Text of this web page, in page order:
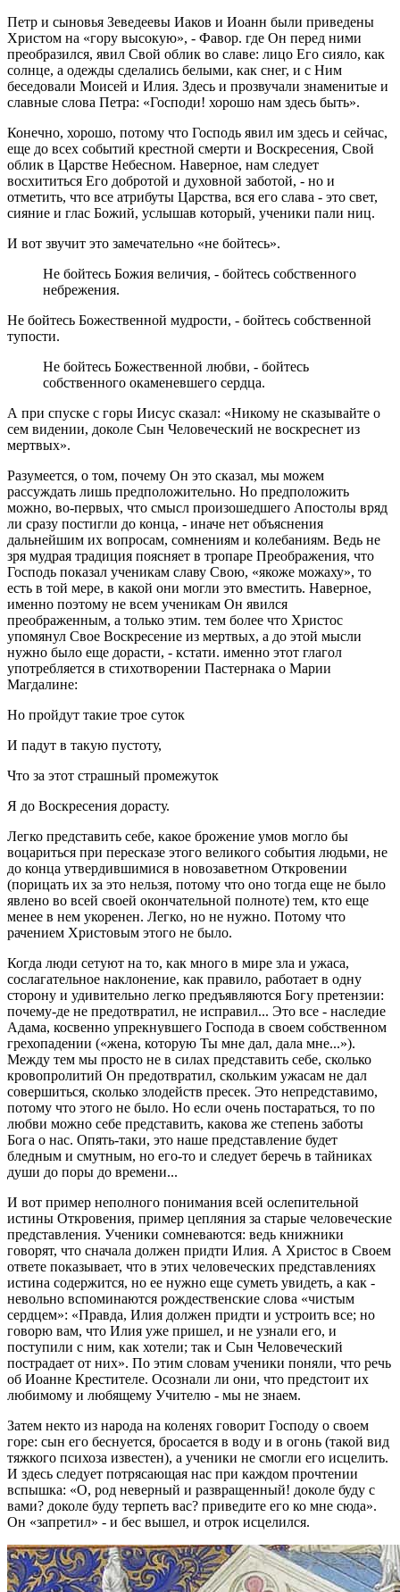
Петр и сыновья Зеведеевы Иаков и Иоанн были приведены
Христом на «гору высокую», - Фавор. где Он перед ними
преобразился, явил Свой облик во славе: лицо Его сияло, как
солнце, а одежды сделались белыми, как снег, и с Ним
беседовали Моисей и Илия. Здесь и прозвучали знаменитые и
славные слова Петра: «Господи! хорошо нам здесь быть».
Конечно, хорошо, потому что Господь явил им здесь и сейчас,
еще до всех событий крестной смерти и Воскресения, Свой
облик в Царстве Небесном. Наверное, нам следует
восхититься Его добротой и духовной заботой, - но и
отметить, что все атрибуты Царства, вся его слава - это свет,
сияние и глас Божий, услышав который, ученики пали ниц.
И вот звучит это замечательно «не бойтесь».
Не бойтесь Божия величия, - бойтесь собственного
небрежения.
Не бойтесь Божественной мудрости, - бойтесь собственной
тупости.
Не бойтесь Божественной любви, - бойтесь
собственного окаменевшего сердца.
А при спуске с горы Иисус сказал: «Никому не сказывайте о
сем видении, доколе Сын Человеческий не воскреснет из
мертвых».
Разумеется, о том, почему Он это сказал, мы можем
рассуждать лишь предположительно. Но предположить
можно, во-первых, что смысл произошедшего Апостолы вряд
ли сразу постигли до конца, - иначе нет объяснения
дальнейшим их вопросам, сомнениям и колебаниям. Ведь не
зря мудрая традиция поясняет в тропаре Преображения, что
Господь показал ученикам славу Свою, «якоже можаху», то
есть в той мере, в какой они могли это вместить. Наверное,
именно поэтому не всем ученикам Он явился
преображенным, а только этим. тем более что Христос
упомянул Свое Воскресение из мертвых, а до этой мысли
нужно было еще дорасти, - кстати. именно этот глагол
употребляется в стихотворении Пастернака о Марии
Магдалине:
Но пройдут такие трое суток
И падут в такую пустоту,
Что за этот страшный промежуток
Я до Воскресения дорасту.
Легко представить себе, какое брожение умов могло бы
воцариться при пересказе этого великого события людьми, не
до конца утвердившимися в новозаветном Откровении
(порицать их за это нельзя, потому что оно тогда еще не было
явлено во всей своей окончательной полноте) тем, кто еще
менее в нем укоренен. Легко, но не нужно. Потому что
рачением Христовым этого не было.
Когда люди сетуют на то, как много в мире зла и ужаса,
сослагательное наклонение, как правило, работает в одну
сторону и удивительно легко предъявляются Богу претензии:
почему-де не предотвратил, не исправил... Это все - наследие
Адама, косвенно упрекнувшего Господа в своем собственном
грехопадении («жена, которую Ты мне дал, дала мне...»).
Между тем мы просто не в силах представить себе, сколько
кровопролитий Он предотвратил, скольким ужасам не дал
совершиться, сколько злодейств пресек. Это непредставимо,
потому что этого не было. Но если очень постараться, то по
любви можно себе представить, какова же степень заботы
Бога о нас. Опять-таки, это наше представление будет
бледным и смутным, но его-то и следует беречь в тайниках
души до поры до времени...
И вот пример неполного понимания всей ослепительной
истины Откровения, пример цепляния за старые человеческие
представления. Ученики сомневаются: ведь книжники
говорят, что сначала должен придти Илия. А Христос в Своем
ответе показывает, что в этих человеческих представлениях
истина содержится, но ее нужно еще суметь увидеть, а как -
невольно вспоминаются рождественские слова «чистым
сердцем»: «Правда, Илия должен придти и устроить все; но
говорю вам, что Илия уже пришел, и не узнали его, и
поступили с ним, как хотели; так и Сын Человеческий
пострадает от них». По этим словам ученики поняли, что речь
об Иоанне Крестителе. Осознали ли они, что предстоит их
любимому и любящему Учителю - мы не знаем.
Затем некто из народа на коленях говорит Господу о своем
горе: сын его беснуется, бросается в воду и в огонь (такой вид
тяжкого психоза известен), а ученики не смогли его исцелить.
И здесь следует потрясающая нас при каждом прочтении
вспышка: «О, род неверный и развращенный! доколе буду с
вами? доколе буду терпеть вас? приведите его ко мне сюда».
Он «запретил» - и бес вышел, и отрок исцелился.